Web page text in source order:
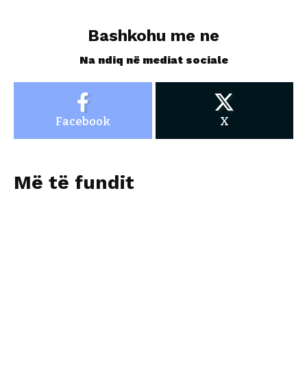
Bashkohu me ne
Na ndiq në mediat sociale
Facebook X
Më të fundit